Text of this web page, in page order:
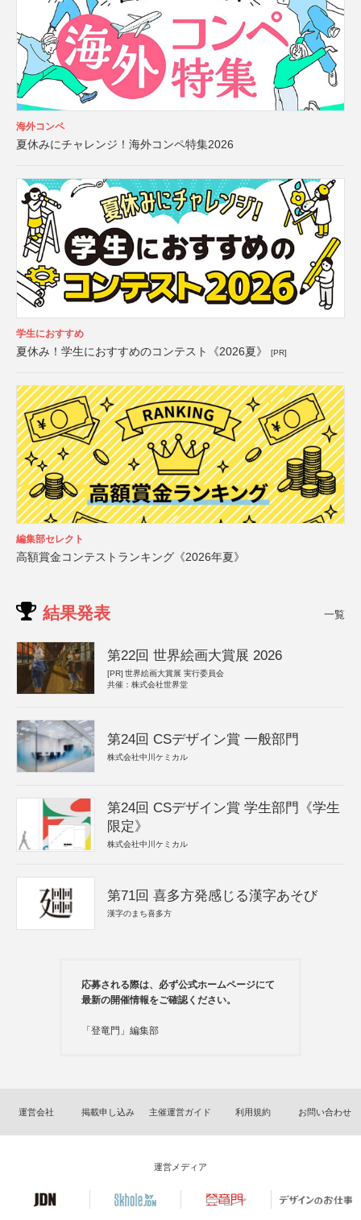
海外コンペ
夏休みにチャレンジ！海外コンペ特集2026
学生におすすめ
夏休み！学生におすすめのコンテスト《2026夏》 [PR]
編集部セレクト
高額賞金コンテストランキング《2026年夏》
結果発表 一覧
第22回 世界絵画大賞展 2026
[PR] 世界絵画大賞展 実行委員会
共催：株式会社世界堂
第24回 CSデザイン賞 一般部門
株式会社中川ケミカル
第24回 CSデザイン賞 学生部門《学生
限定》
株式会社中川ケミカル
第71回 喜多方発感じる漢字あそび
漢字のまち喜多方
応募される際は、必ず公式ホームページにて
最新の開催情報をご確認ください。
「登竜門」編集部
運営会社 掲載申し込み 主催運営ガイド 利用規約 お問い合わせ
運営メディア